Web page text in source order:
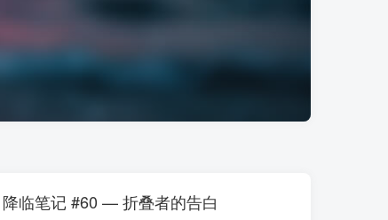
降临笔记 #60 — 折叠者的告白